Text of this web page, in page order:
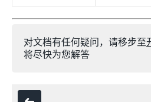
对文档有任何疑问，请移步至
将尽快为您解答